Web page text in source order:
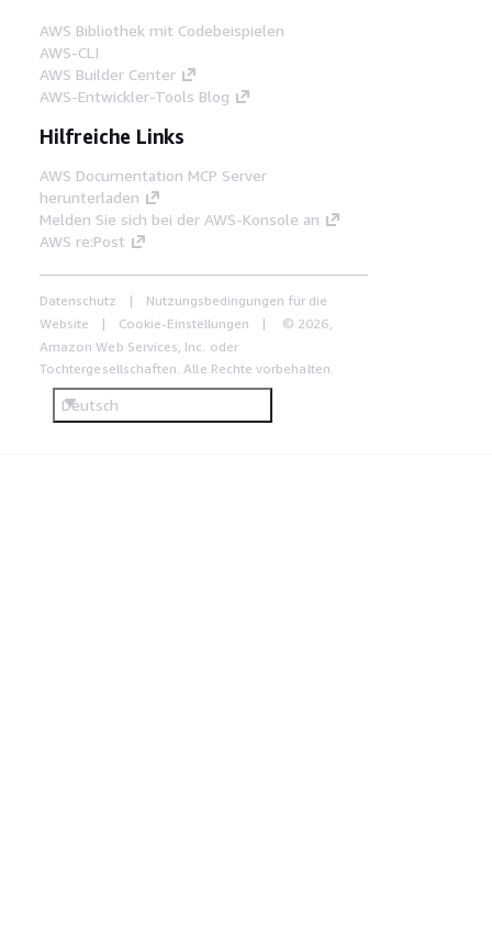
AWS Bibliothek mit Codebeispielen
AWS-CLI
AWS Builder Center
AWS-Entwickler-Tools Blog
Hilfreiche Links
AWS Documentation MCP Server
herunterladen
Melden Sie sich bei der AWS-Konsole an
AWS re:Post
Datenschutz
Nutzungsbedingungen für die
Website
Cookie-Einstellungen
© 2026,
Amazon Web Services, Inc. oder
Tochtergesellschaften. Alle Rechte vorbehalten.
Deutsch